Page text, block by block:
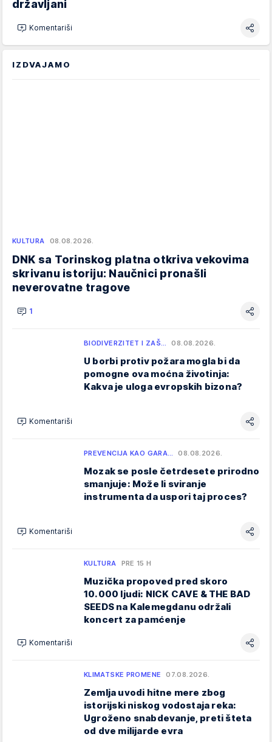
državljani
Komentariši
IZDVAJAMO
KULTURA 08.08.2026.
DNK sa Torinskog platna otkriva vekovima
skrivanu istoriju: Naučnici pronašli
neverovatne tragove
1
BIODIVERZITET I ZAŠ… 08.08.2026.
U borbi protiv požara mogla bi da
pomogne ova moćna životinja:
Kakva je uloga evropskih bizona?
Komentariši
PREVENCIJA KAO GARA… 08.08.2026.
Mozak se posle četrdesete prirodno
smanjuje: Može li sviranje
instrumenta da uspori taj proces?
Komentariši
KULTURA PRE 15 H
Muzička propoved pred skoro
10.000 ljudi: NICK CAVE & THE BAD
SEEDS na Kalemegdanu održali
koncert za pamćenje
Komentariši
KLIMATSKE PROMENE 07.08.2026.
Zemlja uvodi hitne mere zbog
istorijski niskog vodostaja reka:
Ugroženo snabdevanje, preti šteta
od dve milijarde evra